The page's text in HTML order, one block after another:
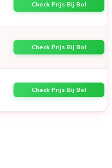
Check Prijs Bij Bol
Check Prijs Bij Bol
Check Prijs Bij Bol